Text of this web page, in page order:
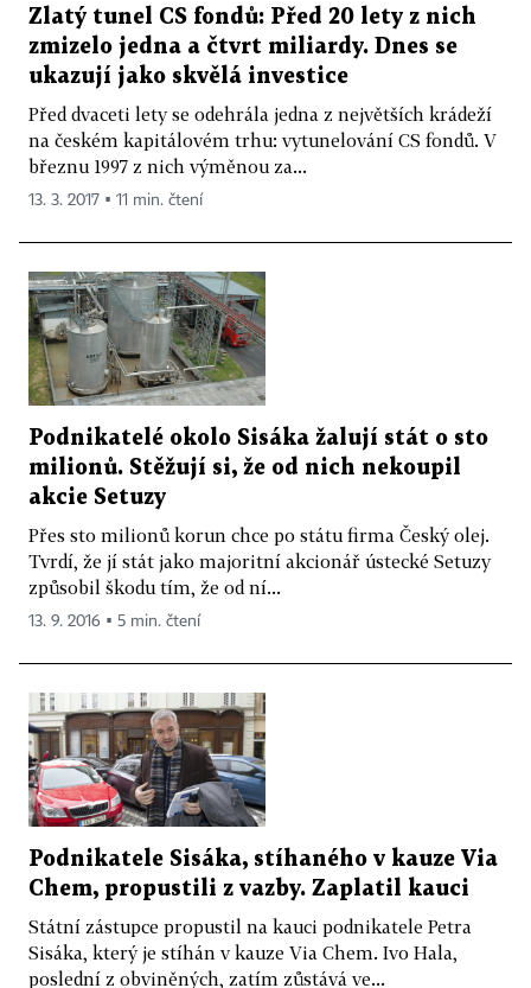
Zlatý tunel CS fondů: Před 20 lety z nich
zmizelo jedna a čtvrt miliardy. Dnes se
ukazují jako skvělá investice
Před dvaceti lety se odehrála jedna z největších krádeží
na českém kapitálovém trhu: vytunelování CS fondů. V
březnu 1997 z nich výměnou za...
13. 3. 2017 ▪ 11 min. čtení
Podnikatelé okolo Sisáka žalují stát o sto
milionů. Stěžují si, že od nich nekoupil
akcie Setuzy
Přes sto milionů korun chce po státu firma Český olej.
Tvrdí, že jí stát jako majoritní akcionář ústecké Setuzy
způsobil škodu tím, že od ní...
13. 9. 2016 ▪ 5 min. čtení
Podnikatele Sisáka, stíhaného v kauze Via
Chem, propustili z vazby. Zaplatil kauci
Státní zástupce propustil na kauci podnikatele Petra
Sisáka, který je stíhán v kauze Via Chem. Ivo Hala,
poslední z obviněných, zatím zůstává ve...